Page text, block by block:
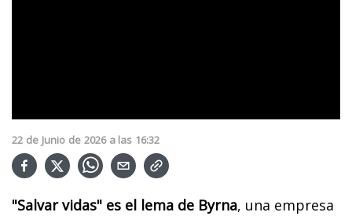
22 de Junio de 2026 a las 16:32
"Salvar vidas" es el lema de Byrna, una empresa